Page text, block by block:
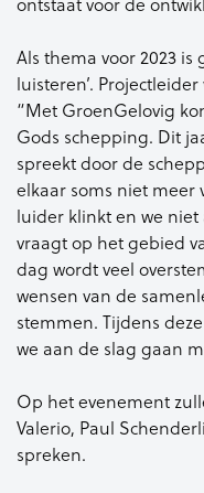
Als thema voor 2023
luisteren’.
“Met GroenGelovig
Gods schepping. Dit
spreekt door de
elkaar soms niet meer
luider klinkt en we
vraagt op het gebied
dag wordt veel
wensen van de
stemmen. Tijdens
we aan de slag gaan
Op het evenement
Valerio, Paul
spreken.